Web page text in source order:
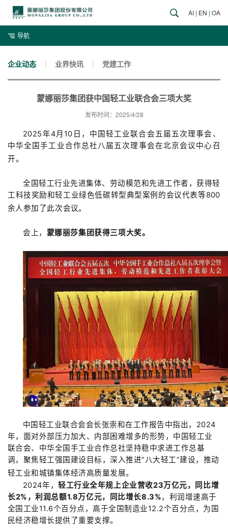
AI | EN | OA
导航
企业动态 业界快讯 党建工作
蒙娜丽莎集团获中国轻工业联合会三项大奖
发布时间：2025/4/28
2025年4月 10 日， 中国轻工业联合会五届五次理事会、
中华全国手工业合作总社八届五次理事会在北京会议中心召
开。
全国轻工行业先进集体、劳动模范和先进工作者，获得轻
工科技奖励和轻工业绿色低碳转型典型案例的会议代表等800
余人参加了此次会议。
会上， 蒙娜丽莎集团获得三项大奖。
中国轻工业联合会会长张崇和在工作报告中指出， 2024
年， 面对外部压力加大、内部困难增多的形势，中国轻工业
联合会、中华全国手工业合作总社坚持稳中求进工作总基
调，聚焦轻工强国建设目标，深入推进“八大轻工”建设，推动
轻工业和城镇集体经济高质量发展。
2024年 ， 轻工行业全年规上企业营收23万亿元，同比增
长2% ，利润总额1.8万亿元，同比增长8.3%，利润增速高于
全国工业11.6个百分点，高于全国制造业12.2个百分点，为国
民经济稳增长提供了重要支撑。